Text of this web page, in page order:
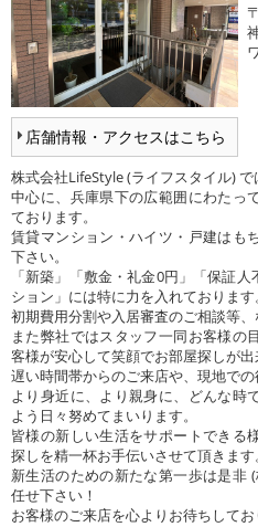
店舗情報・アクセスはこちら
株式会社LifeStyle (ライフスタイル)
中心に、兵庫県下の広範囲にわたっ
ております。
賃貸マンション・ハイツ・戸建はも
下さい。
「新築」「敷金・礼金0円」「保証
ション」には特に力を入れております。
初期費用分割や入居審査のご相談等、
また弊社ではスタッフ一同お客様の
客様が安心して笑顔でお部屋探しが出
遅い時間帯からのご来店や、現地で
より身近に、より親身に、どんな時
よう日々努めてまいります。
皆様の新しい生活をサポートできる
探しを精一杯お手伝いさせて頂きます。
新生活のための新たな第一歩は是非
任せ下さい！
お客様のご来店を心よりお待ちして